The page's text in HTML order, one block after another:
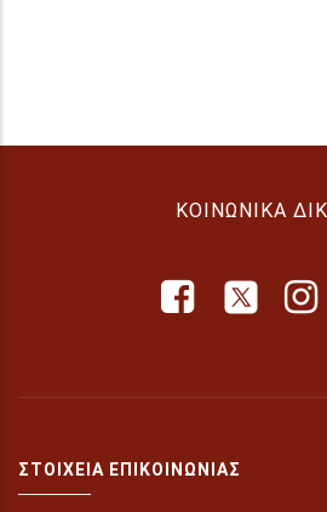
ΚΟΙΝΩΝΙΚΆ
ΣΤΟΙΧΕΊΑ ΕΠΙΚΟΙΝΩΝΊΑΣ